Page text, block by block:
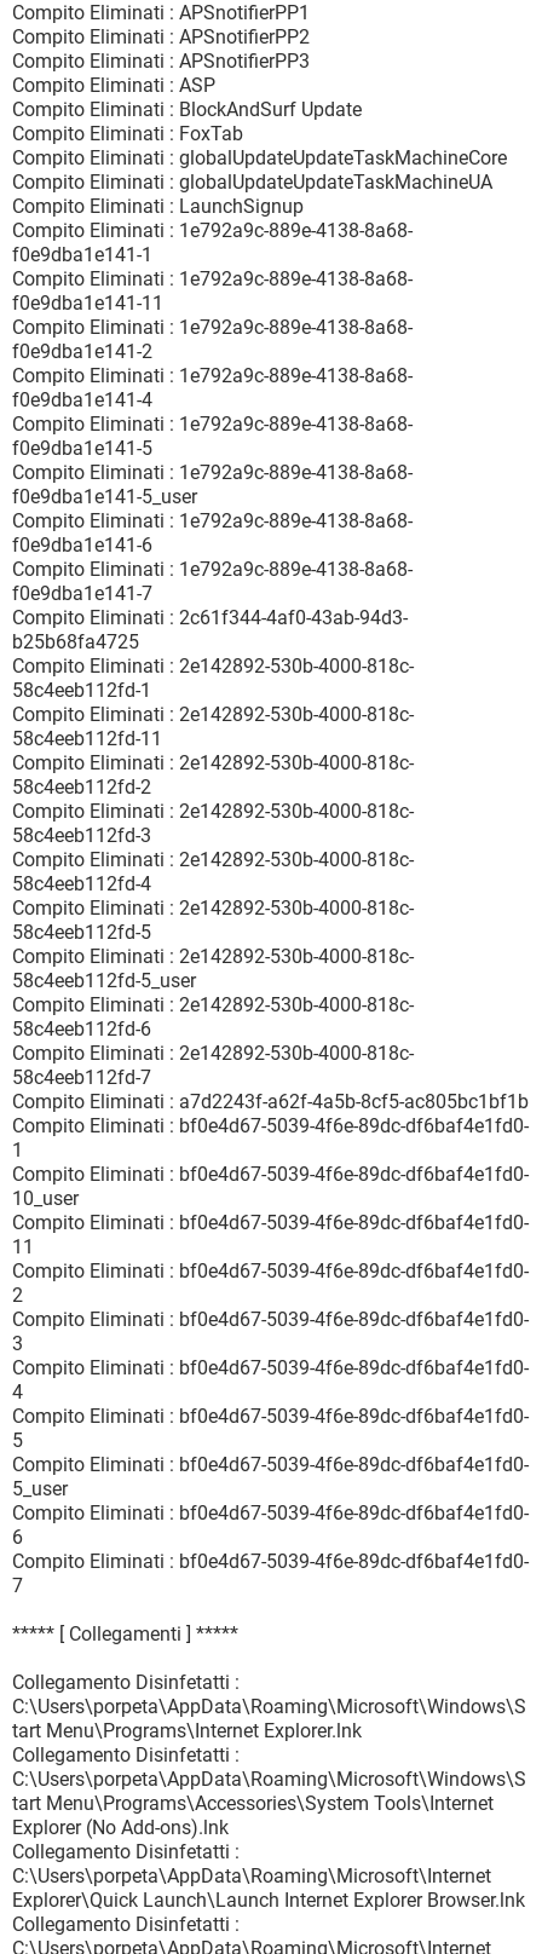
Compito Eliminati : APSnotifierPP1
Compito Eliminati : APSnotifierPP2
Compito Eliminati : APSnotifierPP3
Compito Eliminati : ASP
Compito Eliminati : BlockAndSurf Update
Compito Eliminati : FoxTab
Compito Eliminati : globalUpdateUpdateTaskMachineCore
Compito Eliminati : globalUpdateUpdateTaskMachineUA
Compito Eliminati : LaunchSignup
Compito Eliminati : 1e792a9c-889e-4138-8a68-
f0e9dba1e141-1
Compito Eliminati : 1e792a9c-889e-4138-8a68-
f0e9dba1e141-11
Compito Eliminati : 1e792a9c-889e-4138-8a68-
f0e9dba1e141-2
Compito Eliminati : 1e792a9c-889e-4138-8a68-
f0e9dba1e141-4
Compito Eliminati : 1e792a9c-889e-4138-8a68-
f0e9dba1e141-5
Compito Eliminati : 1e792a9c-889e-4138-8a68-
f0e9dba1e141-5_user
Compito Eliminati : 1e792a9c-889e-4138-8a68-
f0e9dba1e141-6
Compito Eliminati : 1e792a9c-889e-4138-8a68-
f0e9dba1e141-7
Compito Eliminati : 2c61f344-4af0-43ab-94d3-
b25b68fa4725
Compito Eliminati : 2e142892-530b-4000-818c-
58c4eeb112fd-1
Compito Eliminati : 2e142892-530b-4000-818c-
58c4eeb112fd-11
Compito Eliminati : 2e142892-530b-4000-818c-
58c4eeb112fd-2
Compito Eliminati : 2e142892-530b-4000-818c-
58c4eeb112fd-3
Compito Eliminati : 2e142892-530b-4000-818c-
58c4eeb112fd-4
Compito Eliminati : 2e142892-530b-4000-818c-
58c4eeb112fd-5
Compito Eliminati : 2e142892-530b-4000-818c-
58c4eeb112fd-5_user
Compito Eliminati : 2e142892-530b-4000-818c-
58c4eeb112fd-6
Compito Eliminati : 2e142892-530b-4000-818c-
58c4eeb112fd-7
Compito Eliminati : a7d2243f-a62f-4a5b-8cf5-ac805bc1bf1b
Compito Eliminati : bf0e4d67-5039-4f6e-89dc-df6baf4e1fd0-
1
Compito Eliminati : bf0e4d67-5039-4f6e-89dc-df6baf4e1fd0-
10_user
Compito Eliminati : bf0e4d67-5039-4f6e-89dc-df6baf4e1fd0-
11
Compito Eliminati : bf0e4d67-5039-4f6e-89dc-df6baf4e1fd0-
2
Compito Eliminati : bf0e4d67-5039-4f6e-89dc-df6baf4e1fd0-
3
Compito Eliminati : bf0e4d67-5039-4f6e-89dc-df6baf4e1fd0-
4
Compito Eliminati : bf0e4d67-5039-4f6e-89dc-df6baf4e1fd0-
5
Compito Eliminati : bf0e4d67-5039-4f6e-89dc-df6baf4e1fd0-
5_user
Compito Eliminati : bf0e4d67-5039-4f6e-89dc-df6baf4e1fd0-
6
Compito Eliminati : bf0e4d67-5039-4f6e-89dc-df6baf4e1fd0-
7
***** [ Collegamenti ] *****
Collegamento Disinfetatti :
C:\Users\porpeta\AppData\Roaming\Microsoft\Windows\S
tart Menu\Programs\Internet Explorer.lnk
Collegamento Disinfetatti :
C:\Users\porpeta\AppData\Roaming\Microsoft\Windows\S
tart Menu\Programs\Accessories\System Tools\Internet
Explorer (No Add-ons).lnk
Collegamento Disinfetatti :
C:\Users\porpeta\AppData\Roaming\Microsoft\Internet
Explorer\Quick Launch\Launch Internet Explorer Browser.lnk
Collegamento Disinfetatti :
C:\Users\porpeta\AppData\Roaming\Microsoft\Internet